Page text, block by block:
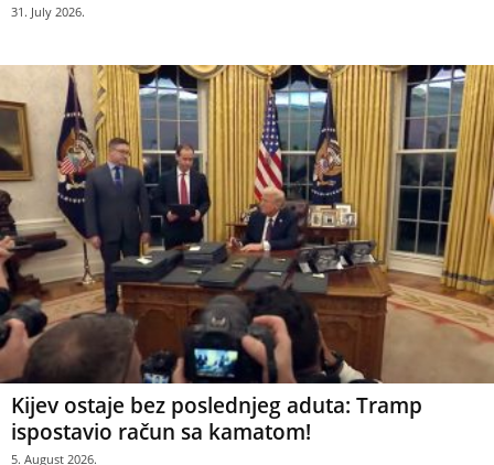
31. July 2026.
Kijev ostaje bez poslednjeg aduta: Tramp
ispostavio račun sa kamatom!
5. August 2026.